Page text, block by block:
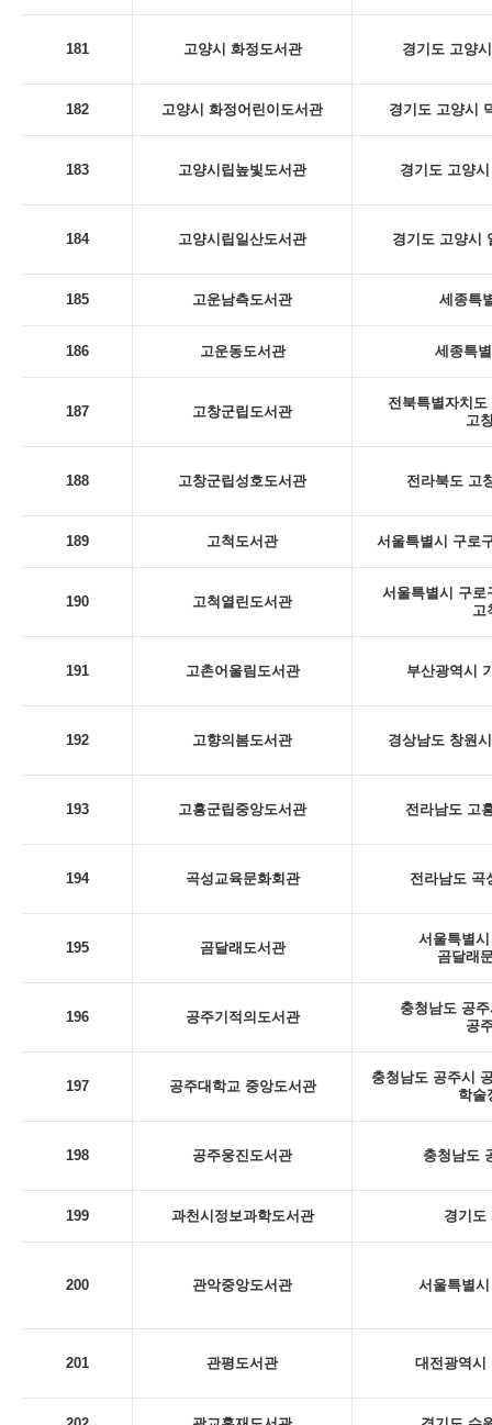
181 고양시 화정도서관 경기도 고양
182 고양시 화정어린이도서관 경기도 고양시
183 고양시립높빛도서관 경기도 고양
184 고양시립일산도서관 경기도 고양시
185 고운남측도서관 세종특
186 고운동도서관 세종특
187 고창군립도서관
전북특별자치
고
188 고창군립성호도서관 전라북도 고
189 고척도서관 서울특별시 구로
190 고척열린도서관
서울특별시 구로
고
191 고촌어울림도서관 부산광역시
192 고향의봄도서관 경상남도 창원
193 고흥군립중앙도서관 전라남도 고
194 곡성교육문화회관 전라남도 곡
195 곰달래도서관
서울특별
곰달래
196 공주기적의도서관
충청남도 공
공
197 공주대학교 중앙도서관
충청남도 공주시
학술
198 공주웅진도서관 충청남도
199 과천시정보과학도서관 경기도
200 관악중앙도서관 서울특별
201 관평도서관 대전광역시